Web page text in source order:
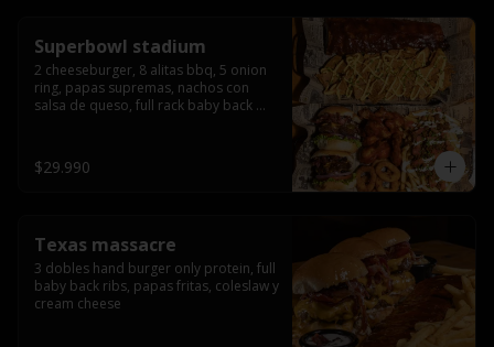
Superbowl stadium
2 cheeseburger, 8 alitas bbq, 5 onion
ring, papas supremas, nachos con
salsa de queso, full rack baby back
$29.990
Texas massacre
3 dobles hand burger only protein, full
baby back ribs, papas fritas, coleslaw y
cream cheese